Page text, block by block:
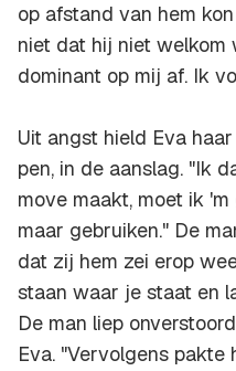
op afstand van hem
niet dat hij niet welkom
dominant op mij af. Ik
Uit angst hield Eva
pen, in de aanslag. "Ik
move maakt, moet ik
maar gebruiken." De
dat zij hem zei erop
staan waar je staat en
De man liep
Eva. "Vervolgens